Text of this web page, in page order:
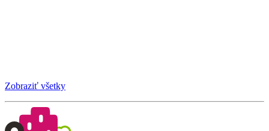
Zobraziť všetky